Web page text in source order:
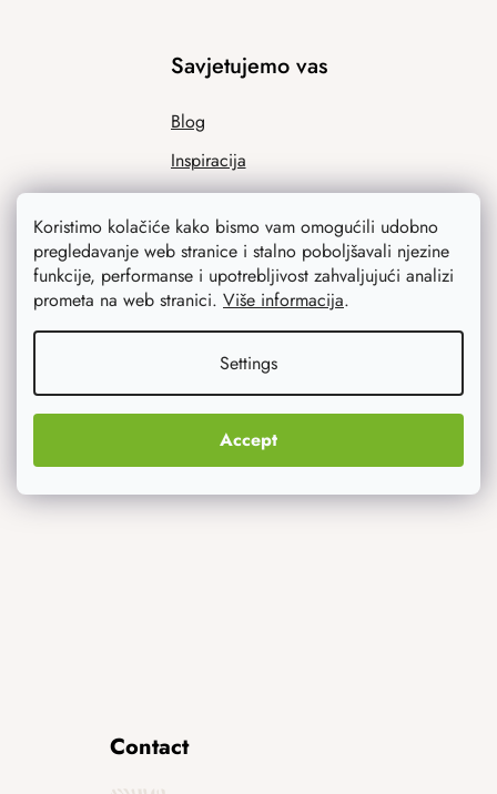
Koristimo kolačiće kako bismo vam omogućili udobno
pregledavanje web stranice i stalno poboljšavali njezine
funkcije, performanse i upotrebljivost zahvaljujući analizi
prometa na web stranici. Više informacija.
Settings
Accept
Savjetujemo vas
Blog
Inspiracija
Ono što vas najviše zanima
Originalni pokloni
Contact